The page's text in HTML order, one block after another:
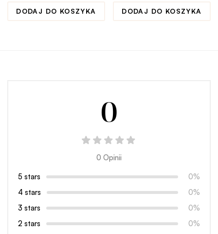
DODAJ DO KOSZYKA DODAJ DO KOSZYKA
0
0 Opinii
5 stars
0%
4 stars
0%
3 stars
0%
2 stars
0%